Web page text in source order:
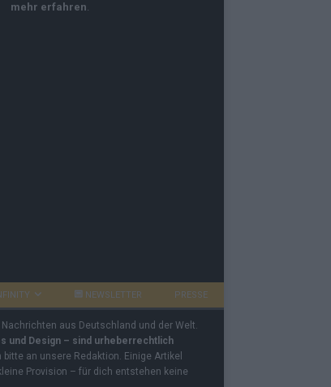
mehr erfahren.
NEWSLETTER PRESSE
aus Deutschland und der Welt.
und Design – sind urheberrechtlich
an unsere Redaktion. Einige Artikel
Provision – für dich entstehen keine